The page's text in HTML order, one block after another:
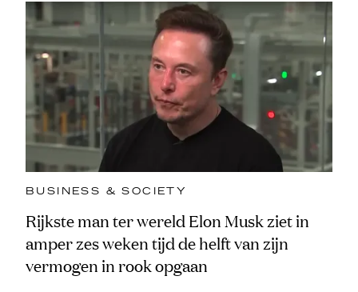
BUSINESS & SOCIETY
Rijkste man ter wereld Elon Musk ziet in
amper zes weken tijd de helft van zijn
vermogen in rook opgaan